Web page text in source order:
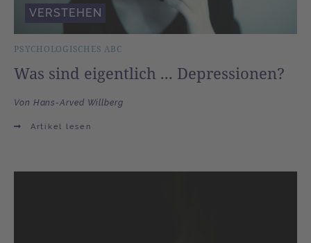
PSYCHOLOGISCHES ABC
Was sind eigentlich ... Depressionen?
Von Hans-Arved Willberg
Artikel lesen
VERSTEHEN